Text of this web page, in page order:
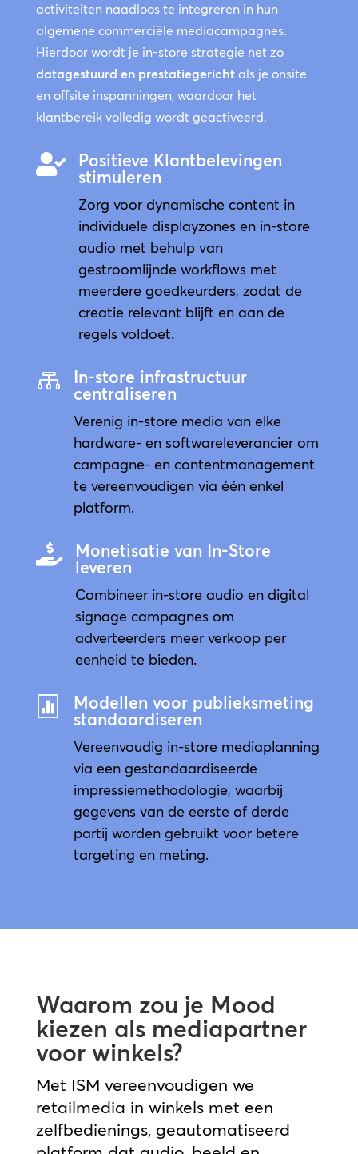
activiteiten naadloos te integreren in hun
algemene commerciële mediacampagnes.
Hierdoor wordt je in-store strategie net zo
datagestuurd en prestatiegerichtals je onsite
en offsite inspanningen, waardoor het
klantbereik volledig wordt geactiveerd.

Positieve Klantbelevingen
stimuleren
Zorg voor dynamische content in
individuele displayzones en in-store
audio met behulp van
gestroomlijnde workflows met
meerdere goedkeurders, zodat de
creatie relevant blijft en aan de
regels voldoet.

In-store infrastructuur
centraliseren
Verenig in-store media van elke
hardware- en softwareleverancier om
campagne- en contentmanagement
te vereenvoudigen via één enkel
platform.

Monetisatie van In-Store
leveren
Combineer in-store audio en digital
signage campagnes om
adverteerders meer verkoop per
eenheid te bieden.

Modellen voor publieksmeting
standaardiseren
Vereenvoudig in-store mediaplanning
via een gestandaardiseerde
impressiemethodologie, waarbij
gegevens van de eerste of derde
partij worden gebruikt voor betere
targeting en meting.
Waarom zou je Mood
kiezen als mediapartner
voor winkels?
Met ISM vereenvoudigen we
retailmedia in winkels met een
zelfbedienings, geautomatiseerd